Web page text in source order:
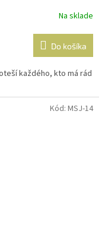
Na sklade
Do košíka
každého, kto má rád
Kód: MSJ-14